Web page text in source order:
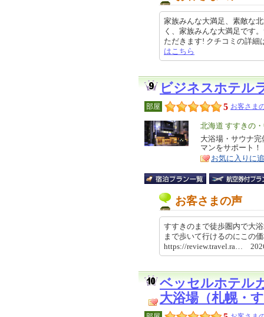
家族みんな大満足、素敵な
く、家族みんな大満足です
ただきます! クチコミの詳
はこちら
ビジネスホテル
部屋 5 お客さま
エ
リ
ア
北海道 すすきの
特
徴
大浴場・サウナ
マンをサポート！
お気に入りに
お客さまの声
すすきのまで徒歩圏内で大
まで歩いて行けるのにこの
https://review.travel.ra…
ベッセルホテル
大浴場（札幌・